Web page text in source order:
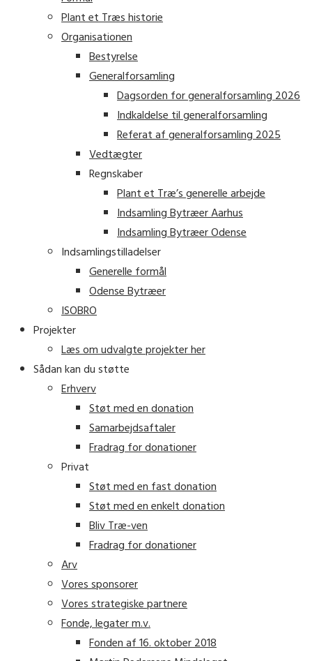
Plant et Træs historie
Organisationen
Bestyrelse
Generalforsamling
Dagsorden for generalforsamling 2026
Indkaldelse til generalforsamling
Referat af generalforsamling 2025
Vedtægter
Regnskaber
Plant et Træ’s generelle arbejde
Indsamling Bytræer Aarhus
Indsamling Bytræer Odense
Indsamlingstilladelser
Generelle formål
Odense Bytræer
ISOBRO
Projekter
Læs om udvalgte projekter her
Sådan kan du støtte
Erhverv
Støt med en donation
Samarbejdsaftaler
Fradrag for donationer
Privat
Støt med en fast donation
Støt med en enkelt donation
Bliv Træ-ven
Fradrag for donationer
Arv
Vores sponsorer
Vores strategiske partnere
Fonde, legater m.v.
Fonden af 16. oktober 2018